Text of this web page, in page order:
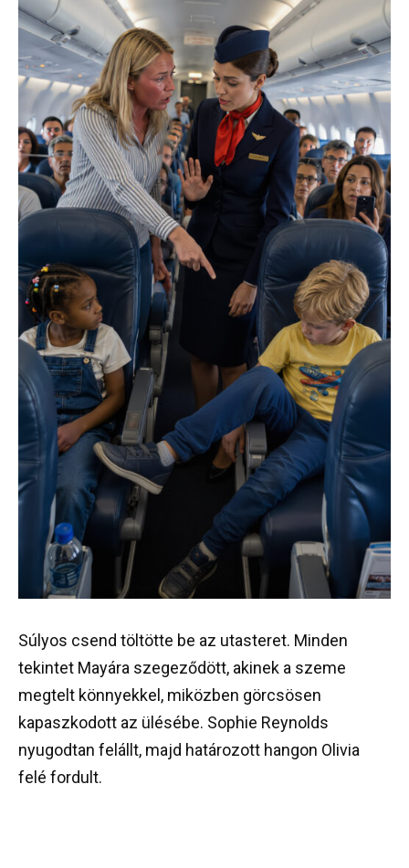
Súlyos csend töltötte be az utasteret. Minden
tekintet Mayára szegeződött, akinek a szeme
megtelt könnyekkel, miközben görcsösen
kapaszkodott az ülésébe. Sophie Reynolds
nyugodtan felállt, majd határozott hangon Olivia
felé fordult.